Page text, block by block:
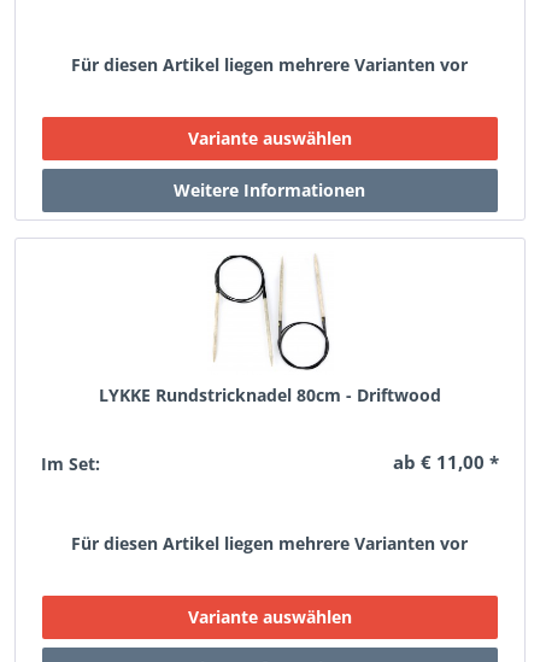
Für diesen Artikel liegen mehrere Varianten vor
LYKKE Rundstricknadel 80cm - Driftwood
Im Set: ab € 11,00 *
Für diesen Artikel liegen mehrere Varianten vor